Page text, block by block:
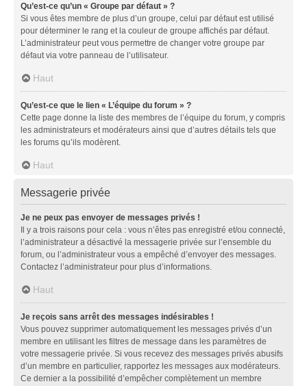
Qu’est-ce qu’un « Groupe par défaut » ?
Si vous êtes membre de plus d’un groupe, celui par défaut est utilisé
pour déterminer le rang et la couleur de groupe affichés par défaut.
L’administrateur peut vous permettre de changer votre groupe par
défaut via votre panneau de l’utilisateur.
Haut
Qu’est-ce que le lien « L’équipe du forum » ?
Cette page donne la liste des membres de l’équipe du forum, y compris
les administrateurs et modérateurs ainsi que d’autres détails tels que
les forums qu’ils modèrent.
Haut
Messagerie privée
Je ne peux pas envoyer de messages privés !
Il y a trois raisons pour cela : vous n’êtes pas enregistré et/ou connecté,
l’administrateur a désactivé la messagerie privée sur l’ensemble du
forum, ou l’administrateur vous a empêché d’envoyer des messages.
Contactez l’administrateur pour plus d’informations.
Haut
Je reçois sans arrêt des messages indésirables !
Vous pouvez supprimer automatiquement les messages privés d’un
membre en utilisant les filtres de message dans les paramètres de
votre messagerie privée. Si vous recevez des messages privés abusifs
d’un membre en particulier, rapportez les messages aux modérateurs.
Ce dernier a la possibilité d’empêcher complètement un membre